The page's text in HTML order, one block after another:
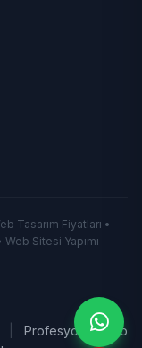
Tasarım Fiyatları •
Sitesi Yapımı
Profesyonel Web